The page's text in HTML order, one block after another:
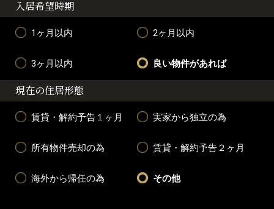
入居希望時期
1ヶ月以内 2ヶ月以内
3ヶ月以内 良い物件があれば
現在の住居形態
賃貸・解約予告１ヶ月 実家から独立の為
所有物件売却の為 賃貸・解約予告２ヶ月
海外から帰任の為 その他